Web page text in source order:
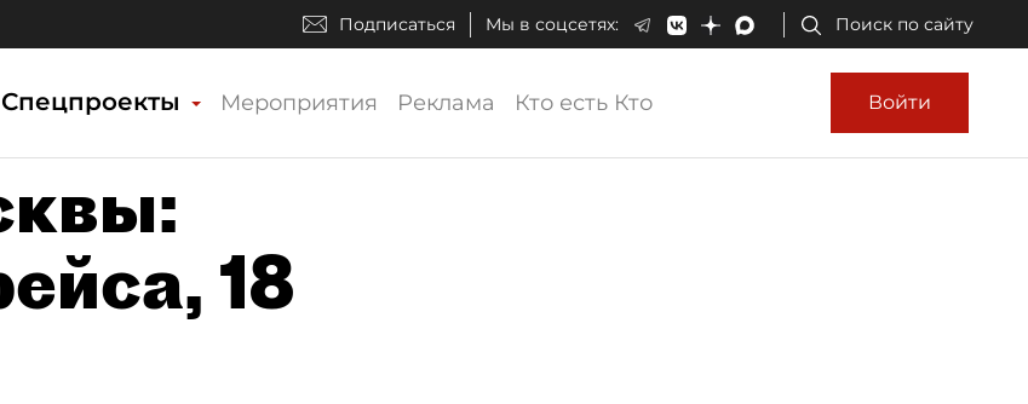
Подписаться Мы в соцсетях: Поиск по сайту
Спецпроекты Мероприятия Реклама Кто есть Кто Войти
18